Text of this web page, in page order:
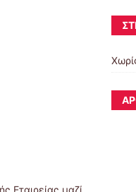
Εταιρείας μαζί